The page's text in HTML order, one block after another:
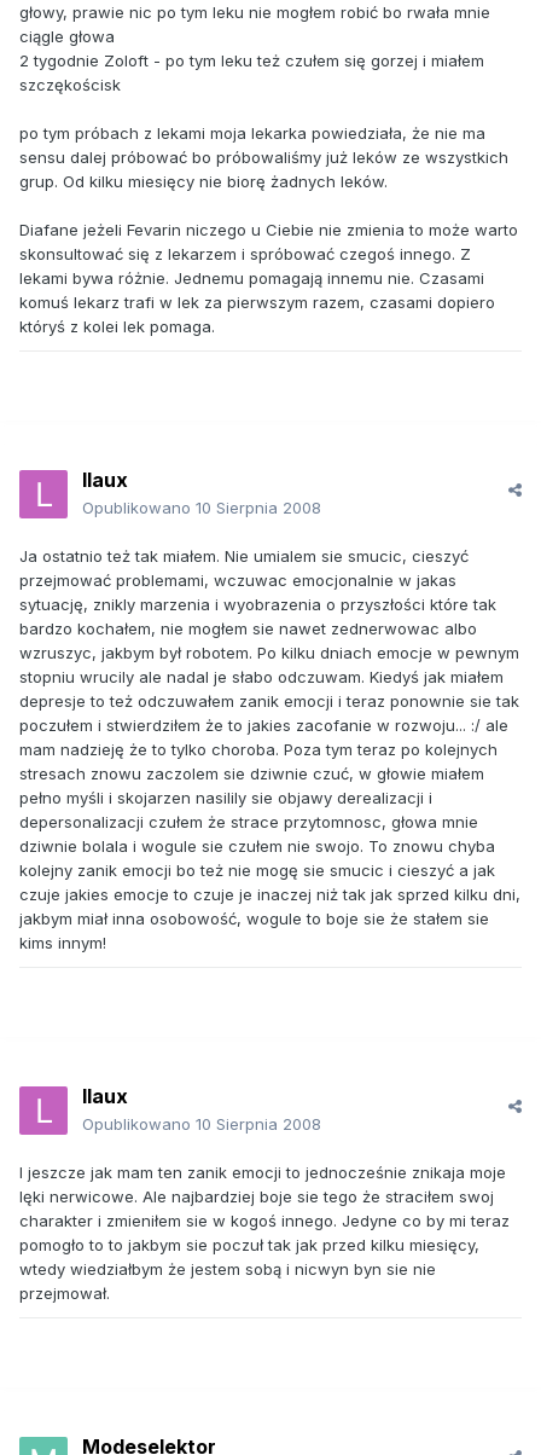
głowy, prawie nic po tym leku nie mogłem robić bo rwała mnie
ciągle głowa
2 tygodnie Zoloft - po tym leku też czułem się gorzej i miałem
szczękościsk
po tym próbach z lekami moja lekarka powiedziała, że nie ma
sensu dalej próbować bo próbowaliśmy już leków ze wszystkich
grup. Od kilku miesięcy nie biorę żadnych leków.
Diafane jeżeli Fevarin niczego u Ciebie nie zmienia to może warto
skonsultować się z lekarzem i spróbować czegoś innego. Z
lekami bywa różnie. Jednemu pomagają innemu nie. Czasami
komuś lekarz trafi w lek za pierwszym razem, czasami dopiero
któryś z kolei lek pomaga.
llaux
Opublikowano 10 Sierpnia 2008
Ja ostatnio też tak miałem. Nie umialem sie smucic, cieszyć
przejmować problemami, wczuwac emocjonalnie w jakas
sytuację, znikly marzenia i wyobrazenia o przyszłości które tak
bardzo kochałem, nie mogłem sie nawet zednerwowac albo
wzruszyc, jakbym był robotem. Po kilku dniach emocje w pewnym
stopniu wrucily ale nadal je słabo odczuwam. Kiedyś jak miałem
depresje to też odczuwałem zanik emocji i teraz ponownie sie tak
poczułem i stwierdziłem że to jakies zacofanie w rozwoju... :/ ale
mam nadzieję że to tylko choroba. Poza tym teraz po kolejnych
stresach znowu zaczolem sie dziwnie czuć, w głowie miałem
pełno myśli i skojarzen nasilily sie objawy derealizacji i
depersonalizacji czułem że strace przytomnosc, głowa mnie
dziwnie bolala i wogule sie czułem nie swojo. To znowu chyba
kolejny zanik emocji bo też nie mogę sie smucic i cieszyć a jak
czuje jakies emocje to czuje je inaczej niż tak jak sprzed kilku dni,
jakbym miał inna osobowość, wogule to boje sie że stałem sie
kims innym!
llaux
Opublikowano 10 Sierpnia 2008
I jeszcze jak mam ten zanik emocji to jednocześnie znikaja moje
lęki nerwicowe. Ale najbardziej boje sie tego że straciłem swoj
charakter i zmieniłem sie w kogoś innego. Jedyne co by mi teraz
pomogło to to jakbym sie poczuł tak jak przed kilku miesięcy,
wtedy wiedziałbym że jestem sobą i nicwyn byn sie nie
przejmował.
Modeselektor